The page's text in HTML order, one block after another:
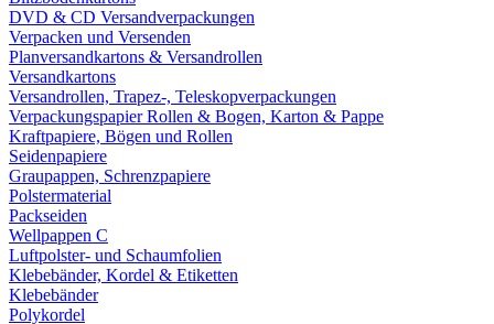
DVD & CD Versandverpackungen
Verpacken und Versenden
Planversandkartons & Versandrollen
Versandkartons
Versandrollen, Trapez-, Teleskopverpackungen
Verpackungspapier Rollen & Bogen, Karton & Pappe
Kraftpapiere, Bögen und Rollen
Seidenpapiere
Graupappen, Schrenzpapiere
Polstermaterial
Packseiden
Wellpappen C
Luftpolster- und Schaumfolien
Klebebänder, Kordel & Etiketten
Klebebänder
Polykordel